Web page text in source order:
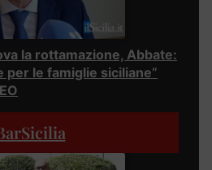
la rottamazione, Abbate:
per le famiglie siciliane”